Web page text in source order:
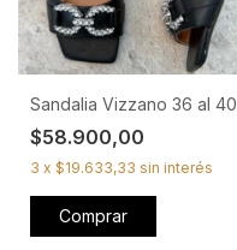
Sandalia Vizzano 36 al 40
$58.900,00
3 x $19.633,33 sin interés
Comprar